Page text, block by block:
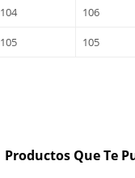
104 106
105 105
Productos Que Te